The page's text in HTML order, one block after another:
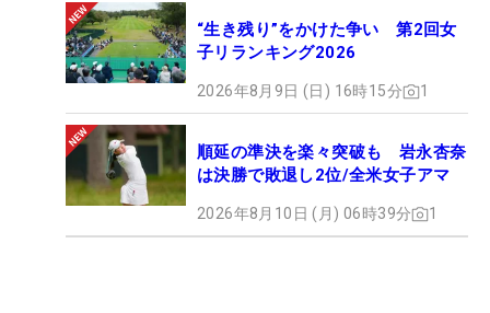
“生き残り”をかけた争い 第2回女
子リランキング2026
2026年8月9日 (日) 16時15分 1
順延の準決を楽々突破も 岩永杏奈
は決勝で敗退し2位/全米女子アマ
2026年8月10日 (月) 06時39分 1